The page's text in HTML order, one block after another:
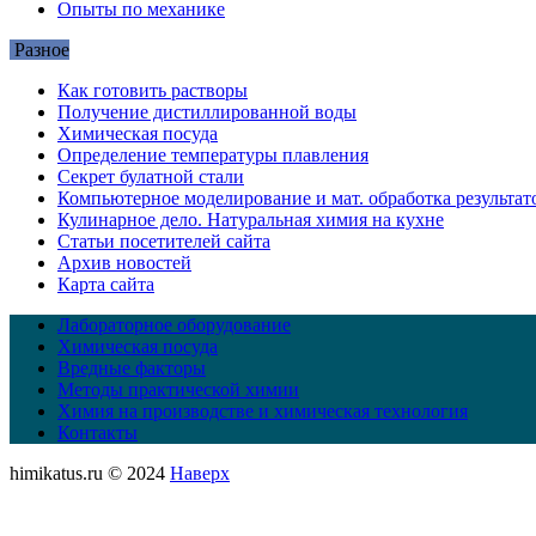
Опыты по механике
Разное
Как готовить растворы
Получение дистиллированной воды
Химическая посуда
Определение температуры плавления
Секрет булатной стали
Компьютерное моделирование и мат. обработка
Кулинарное дело. Натуральная химия на кухне
Статьи посетителей сайта
Архив новостей
Карта сайта
Лабораторное оборудование
Химическая посуда
Вредные факторы
Методы практической химии
Химия на производстве и химическая технология
Контакты
himikatus.ru © 2024 Наверх